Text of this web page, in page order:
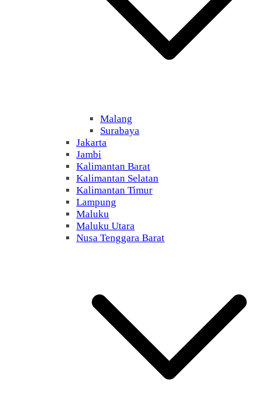
Malang
Surabaya
Jakarta
Jambi
Kalimantan Barat
Kalimantan Selatan
Kalimantan Timur
Lampung
Maluku
Maluku Utara
Nusa Tenggara Barat